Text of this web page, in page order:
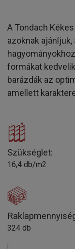
A Tondach
azoknak
formákat
barázdák az
amellett
Szükséglet:
16,4 db/m2
324 db